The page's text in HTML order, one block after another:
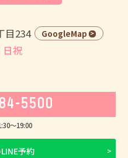
目234
GoogleMap
祝
5500
〜19:00
予約